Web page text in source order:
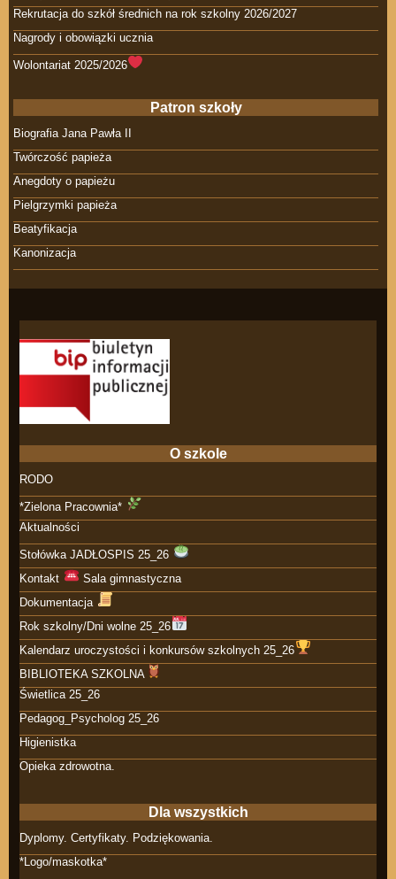
Rekrutacja do szkół średnich na rok szkolny 2026/2027
Nagrody i obowiązki ucznia
Wolontariat 2025/2026
Patron szkoły
Biografia Jana Pawła II
Twórczość papieża
Anegdoty o papieżu
Pielgrzymki papieża
Beatyfikacja
Kanonizacja
O szkole
RODO
*Zielona Pracownia*
Aktualności
Stołówka JADŁOSPIS 25_26
Kontakt
Sala gimnastyczna
Dokumentacja
Rok szkolny/Dni wolne 25_26
Kalendarz uroczystości i konkursów szkolnych 25_26
BIBLIOTEKA SZKOLNA
Świetlica 25_26
Pedagog_Psycholog 25_26
Higienistka
Opieka zdrowotna.
Dla wszystkich
Dyplomy. Certyfikaty. Podziękowania.
*Logo/maskotka*